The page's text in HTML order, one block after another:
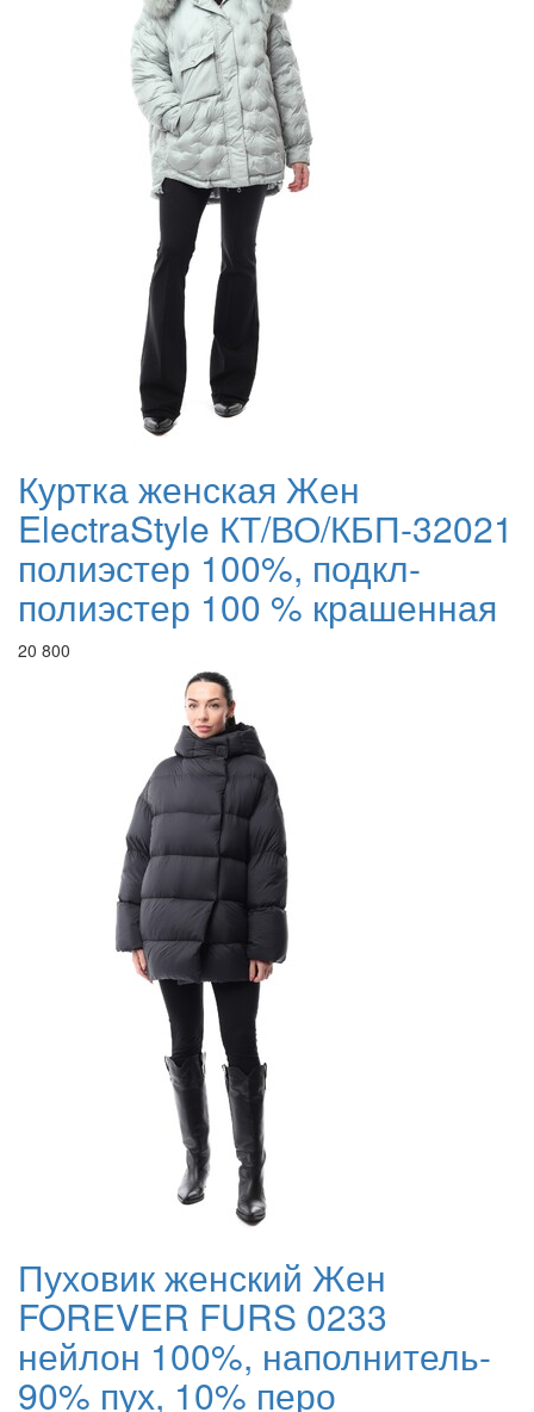
Куртка женская Жен
ElectraStyle КТ/ВО/КБП-32021
полиэстер 100%, подкл-
полиэстер 100 % крашенная
20 800
Пуховик женский Жен
FOREVER FURS 0233
нейлон 100%, наполнитель-
90% пух, 10% перо